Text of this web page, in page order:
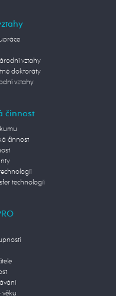
vztahy
doktoráty
vztahy
činnost
činnost
technologií
věku